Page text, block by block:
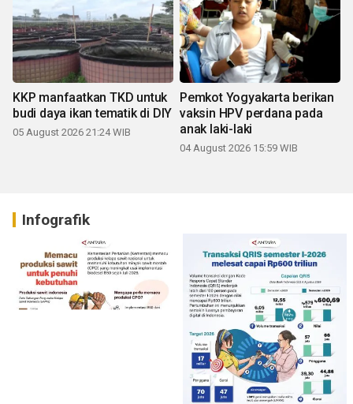
KKP manfaatkan TKD untuk
budi daya ikan tematik di DIY
05 August 2026 21:24 WIB
Pemkot Yogyakarta berikan
vaksin HPV perdana pada
anak laki-laki
04 August 2026 15:59 WIB
Infografik